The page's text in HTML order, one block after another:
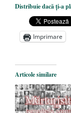
Nicolae
de la
Distribuie dacă ți-a
Imprimare
Articole similare